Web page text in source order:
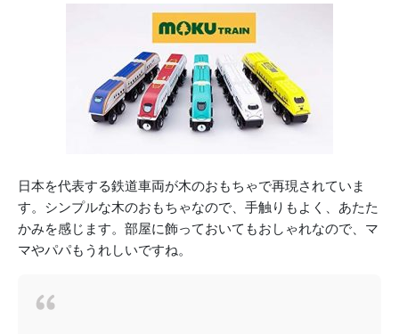
日本を代表する鉄道車両が木のおもちゃで再現されていま
す。シンプルな木のおもちゃなので、手触りもよく、あたた
かみを感じます。部屋に飾っておいてもおしゃれなので、マ
マやパパもうれしいですね。